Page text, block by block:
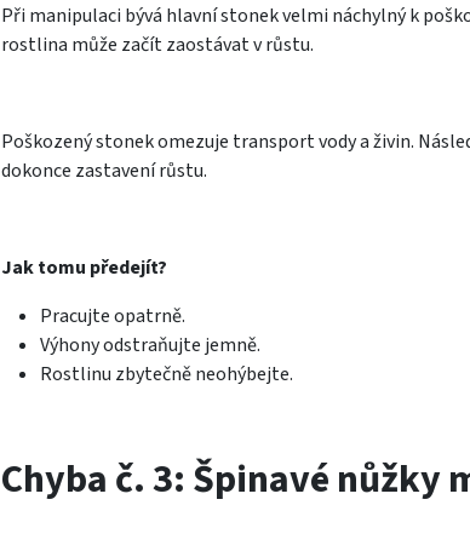
Při manipulaci bývá hlavní stonek velmi náchylný k
rostlina může začít zaostávat v růstu.
Poškozený stonek omezuje transport vody a živin.
dokonce zastavení růstu.
Jak tomu předejít?
Pracujte opatrně.
Výhony odstraňujte jemně.
Rostlinu zbytečně neohýbejte.
Chyba č. 3: Špinavé nůžky